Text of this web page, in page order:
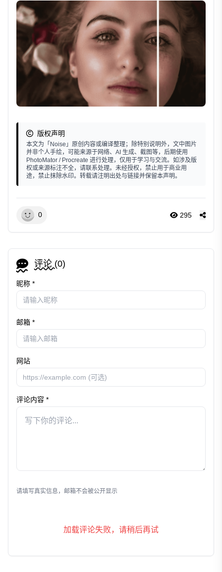
版权声明
本文为「Noise」原创内容或编译整理；除特别说明外，文中图片
并非个人手绘，可能来源于网络、AI 生成、截图等，后期使用
PhotoMator / Procreate 进行处理，仅用于学习与交流。如涉及版
权或来源标注不全，请联系处理。未经授权，禁止用于商业用
途，禁止抹除水印。转载请注明出处与链接并保留本声明。
0 295
评论 (0)
昵称 *
邮箱 *
网站
评论内容 *
请填写真实信息，邮箱不会被公开显示
加载评论失败，请稍后再试